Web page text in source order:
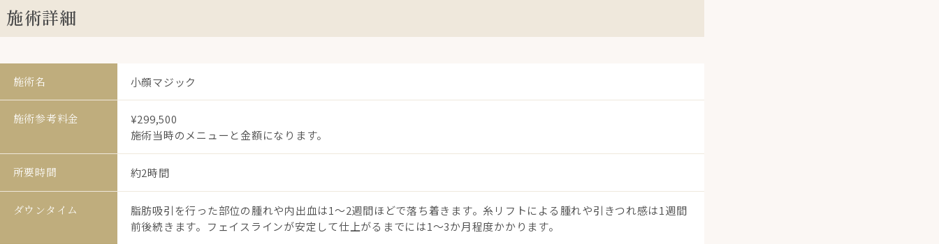
施術詳細
施術名 小顔マジック
施術参考料金
¥299,500
施術当時のメニューと金額になります。
所要時間 約2時間
ダウンタイム
脂肪吸引を行った部位の腫れや内出血は1〜2週間ほどで落ち着きます。糸リフトによる腫れや引きつれ感は1週間
前後続きます。フェイスラインが安定して仕上がるまでには1〜3か月程度かかります。